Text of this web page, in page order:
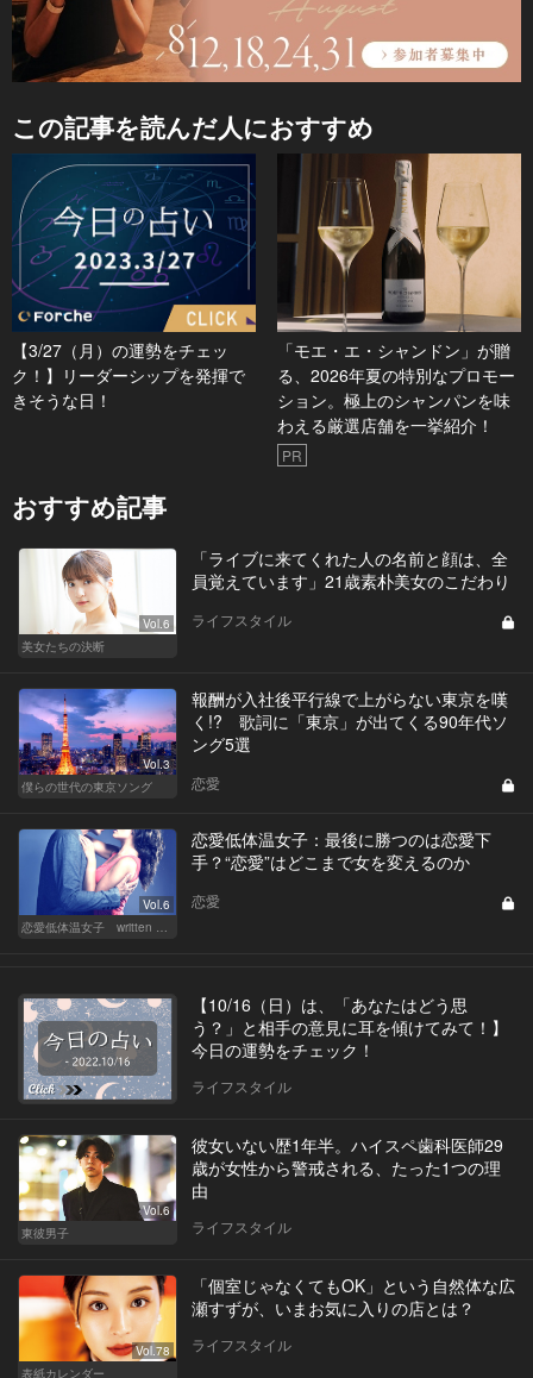
この記事を読んだ人におすすめ
【3/27（月）の運勢をチェッ
ク！】リーダーシップを発揮で
きそうな日！
「モエ・エ・シャンドン」が贈
る、2026年夏の特別なプロモー
ション。極上のシャンパンを味
わえる厳選店舗を一挙紹介！
PR
おすすめ記事
Vol.6
美女たちの決断
「ライブに来てくれた人の名前と顔は、全
員覚えています」21歳素朴美女のこだわり
ライフスタイル
Vol.3
僕らの世代の東京ソング
報酬が入社後平行線で上がらない東京を嘆
く!? 歌詞に「東京」が出てくる90年代ソ
ング5選
恋愛
Vol.6
恋愛低体温女子 written by 内埜さくら
恋愛低体温女子：最後に勝つのは恋愛下
手？“恋愛”はどこまで女を変えるのか
恋愛
【10/16（日）は、「あなたはどう思
う？」と相手の意見に耳を傾けてみて！】
今日の運勢をチェック！
ライフスタイル
Vol.6
東彼男子
彼女いない歴1年半。ハイスペ歯科医師29
歳が女性から警戒される、たった1つの理
由
ライフスタイル
Vol.78
表紙カレンダー
「個室じゃなくてもOK」という自然体な広
瀬すずが、いまお気に入りの店とは？
ライフスタイル